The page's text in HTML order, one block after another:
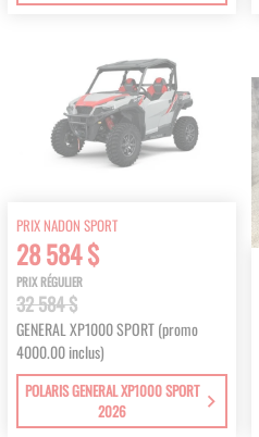
PRIX NADON SPORT
28 584 $
PRIX RÉGULIER
32 584 $
GENERAL XP1000 SPORT (promo
4000.00 inclus)
POLARIS GENERAL XP1000 SPORT
2026